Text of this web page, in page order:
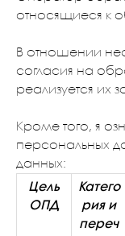
относящиеся к
В отношении
согласия на
реализуется их
Кроме того, я
персональных
данных:
Цель
ОПД
Катего
рия и
переч